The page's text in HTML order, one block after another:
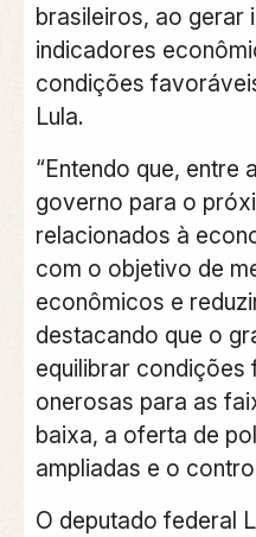
brasileiros, ao gerar
indicadores
condições
Lula.
“Entendo que, entre
governo para o
relacionados à
com o objetivo de
econômicos e
destacando que o
equilibrar condições
onerosas para as
baixa, a oferta de
ampliadas e o
O deputado federal